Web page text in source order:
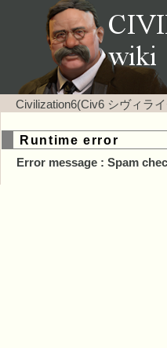
Civilization6(Civ6 シヴィラ
Runtime error
Error message : Spam